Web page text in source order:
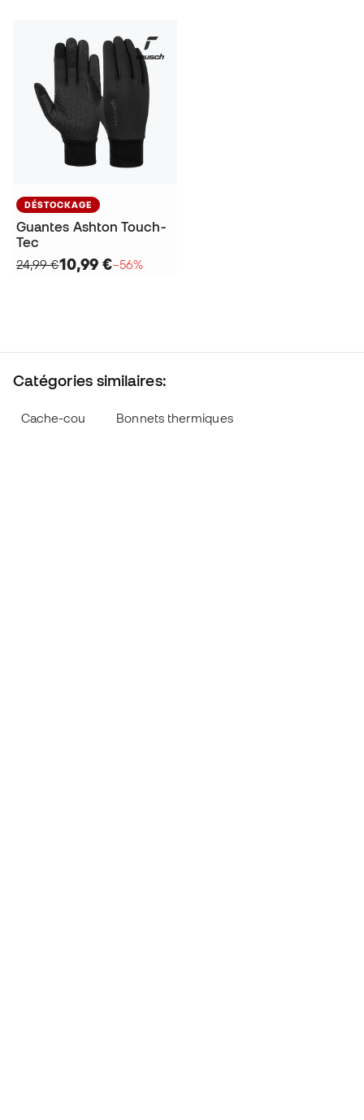
DÉSTOCKAGE
Guantes Ashton Touch-
Tec
24,99 €10,99 €−56%
Catégories similaires:
Cache-cou Bonnets thermiques